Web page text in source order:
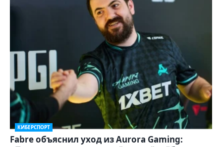
КИБЕРСПОРТ
Fabre объяснил уход из Aurora Gaming: